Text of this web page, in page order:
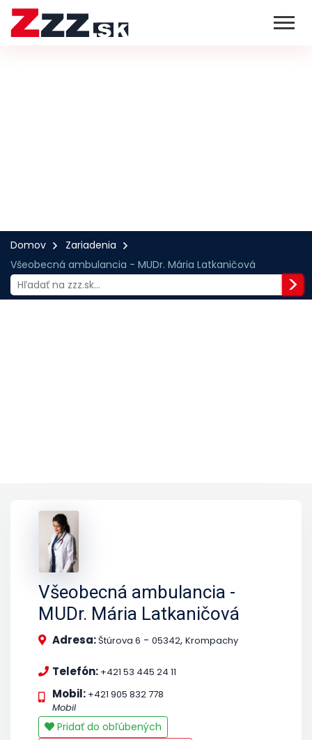
Domov
Zariadenia
Všeobecná ambulancia - MUDr. Mária Latkaničová
Všeobecná ambulancia -
MUDr. Mária Latkaničová
Adresa:Štúrova 6 - 05342, Krompachy
Telefón: +421 53 445 24 11
Mobil: +421 905 832 778
Mobil
Pridať do obľúbených